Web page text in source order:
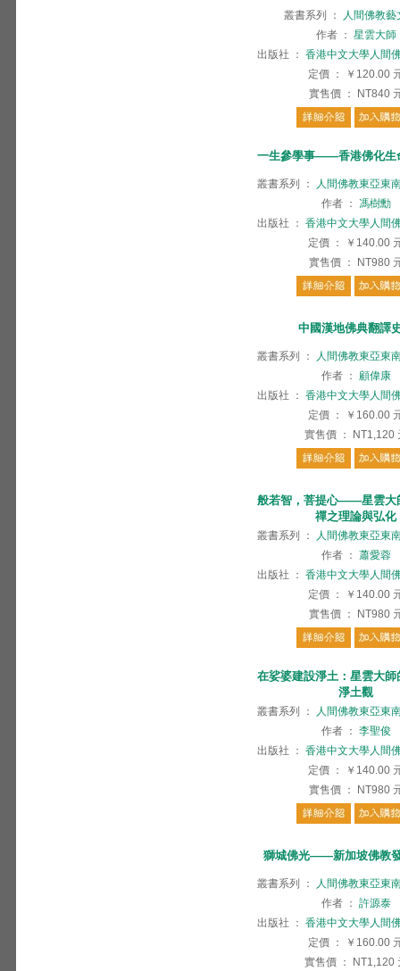
叢書系列 ：
人間佛教藝
作者 ： 星雲大師
出版社
： 香港中文大學人間
定價 ： ￥120.00
實售價 ： NT840
一生參學事——香港佛化生
叢書系列 ：
人間佛教東亞東
作者 ： 馮樹勳
出版社
： 香港中文大學人間
定價 ： ￥140.00
實售價 ： NT980
中國漢地佛典翻譯
叢書系列 ：
人間佛教東亞東
作者 ： 顧偉康
出版社
： 香港中文大學人間
定價 ： ￥160.00
實售價 ： NT1,120
般若智，菩提心——星雲大
禪之理論與弘化
叢書系列 ：
人間佛教東亞東
作者 ： 蕭愛蓉
出版社
： 香港中文大學人間
定價 ： ￥140.00
實售價 ： NT980
在娑婆建設淨土：星雲大
淨土觀
叢書系列 ：
人間佛教東亞東
作者 ： 李聖俊
出版社
： 香港中文大學人間
定價 ： ￥140.00
實售價 ： NT980
獅城佛光——新加坡佛教
叢書系列 ：
人間佛教東亞東
作者 ： 許源泰
出版社
： 香港中文大學人間
定價 ： ￥160.00
實售價 ： NT1,120